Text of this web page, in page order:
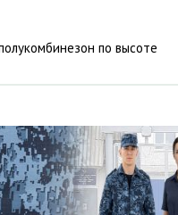
по высоте